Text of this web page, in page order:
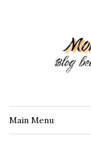
Main Menu